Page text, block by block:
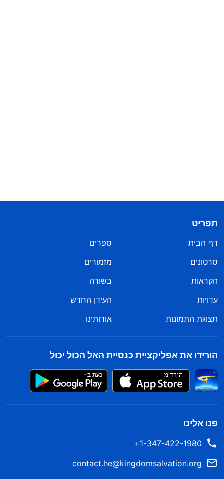
תפריט
דף הבית
ספרים
סרטונים
מזמורים
הקראות
בשורה
עדויות
העידן החדש
תצוגת התמונות
אודותינו
הורידו את אפליקציית כנסיית האל הכול יכול
פנו אלינו
1-347-422-1980+
contact.he@kingdomsalvation.org